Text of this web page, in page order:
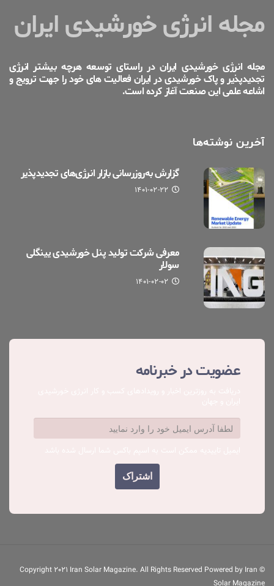
مجله انرژی خورشیدی ایران
مجله انرژی خورشیدی ایران در راستای توسعه هرچه بیشتر انرژی
تجدیدپذیر و پاک خورشیدی در ایران فعالیت های خود را جهت ترویج و
اشاعه علمی این صنعت آغاز کرده است.
آخرین نوشته‌ها
گزارش به‌روزرسانی بازار انرژی‌های تجدیدپذیر
۱۴۰۱-۰۲-۲۲
معرفی شرکت تولید پنل خورشیدی یینگلی
سولار
۱۴۰۱-۰۲-۰۲
عضویت در خبرنامه
© Copyright 2021 Iran Solar Magazine. All Rights Reserved Powered by Iran
Solar Magazine